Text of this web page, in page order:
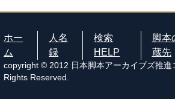
ホー
ム
人名
録
検索
HELP
脚本
蔵先
copyright © 2012 日本脚本アーカイブズ推進
Rights Reserved.